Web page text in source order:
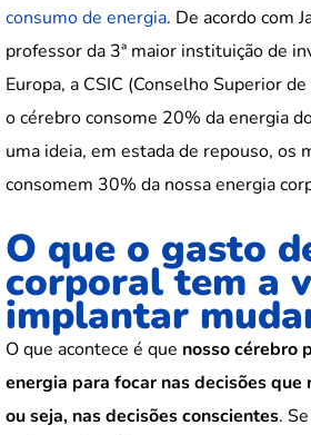
consumo de energia. De acordo com
professor da 3ª maior instituição de
Europa, a CSIC (Conselho Superior
o cérebro consome 20% da energia
uma ideia, em estada de repouso, os
consomem 30% da nossa energia
O que o gasto
corporal tem a
implantar
O que acontece é que nosso cérebro
energia para focar nas decisões
ou seja, nas decisões conscientes.